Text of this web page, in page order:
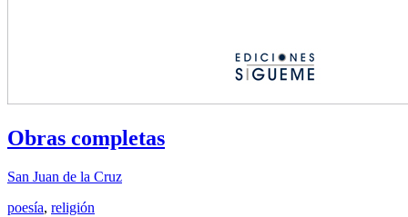
Obras completas
San Juan de la Cruz
poesía, religión